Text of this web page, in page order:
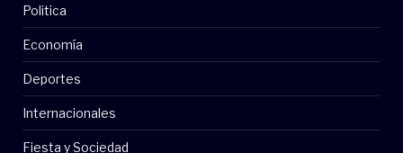
Politica
Economía
Deportes
Internacionales
Fiesta y Sociedad